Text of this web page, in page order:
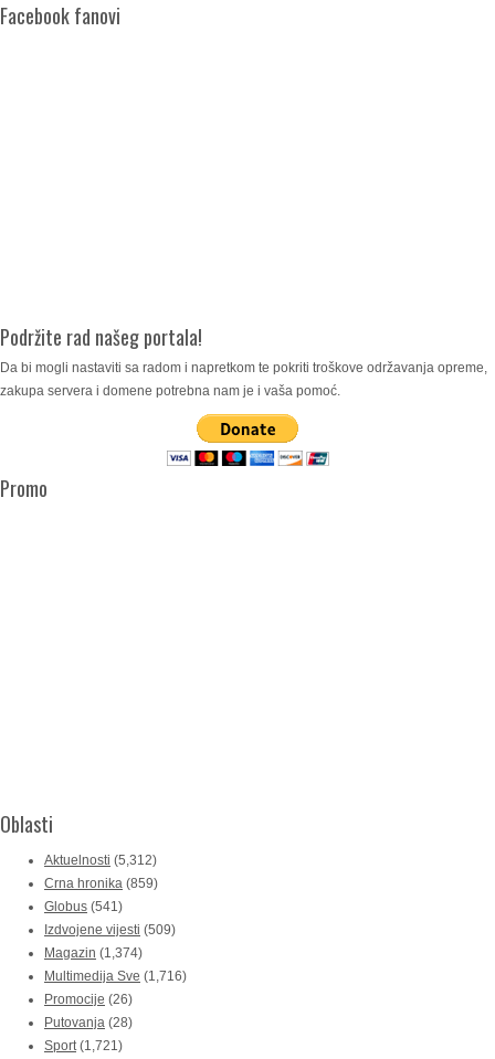
Facebook fanovi
Podržite rad našeg portala!
Da bi mogli nastaviti sa radom i napretkom te pokriti troškove održavanja opreme,
zakupa servera i domene potrebna nam je i vaša pomoć.
Promo
Oblasti
Aktuelnosti (5,312)
Crna hronika (859)
Globus (541)
Izdvojene vijesti (509)
Magazin (1,374)
Multimedija Sve (1,716)
Promocije (26)
Putovanja (28)
Sport(1,721)